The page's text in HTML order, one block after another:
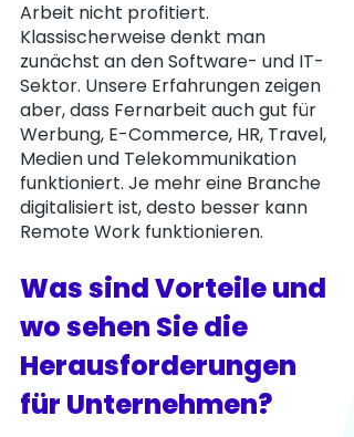
Arbeit nicht profitiert.
Klassischerweise denkt man
zunächst an den Software- und IT-
Sektor. Unsere Erfahrungen zeigen
aber, dass Fernarbeit auch gut für
Werbung, E-Commerce, HR, Travel,
Medien und Telekommunikation
funktioniert. Je mehr eine Branche
digitalisiert ist, desto besser kann
Remote Work funktionieren.
Was sind Vorteile und
wo sehen Sie die
Herausforderungen
für Unternehmen?